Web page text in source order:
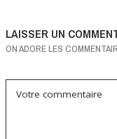
LAISSER UN
ON ADORE LES
Votre commentaire